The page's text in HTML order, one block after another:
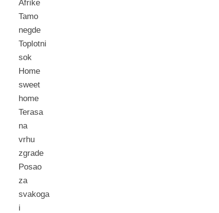
Afrike
Tamo
negde
Toplotni
sok
Home
sweet
home
Terasa
na
vrhu
zgrade
Posao
za
svakoga
i